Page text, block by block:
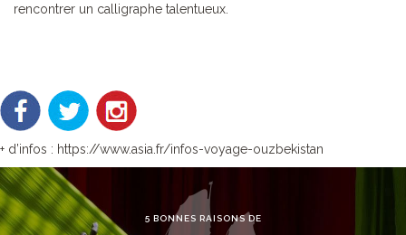
rencontrer un calligraphe talentueux.
+ d’infos : https://www.asia.fr/infos-voyage-ouzbekistan
5 BONNES RAISONS DE